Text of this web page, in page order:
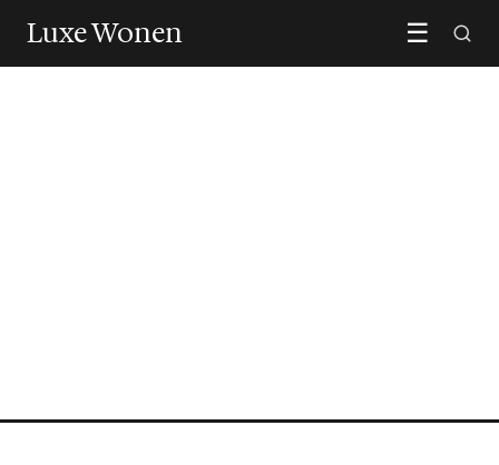
Luxe Wonen ☰